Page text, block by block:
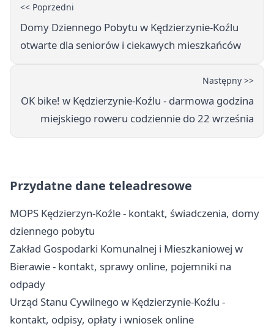
<< Poprzedni
Domy Dziennego Pobytu w Kędzierzynie-Koźlu
otwarte dla seniorów i ciekawych mieszkańców
Następny >>
OK bike! w Kędzierzynie-Koźlu - darmowa godzina
miejskiego roweru codziennie do 22 września
Przydatne dane teleadresowe
MOPS Kędzierzyn-Koźle - kontakt, świadczenia, domy
dziennego pobytu
Zakład Gospodarki Komunalnej i Mieszkaniowej w
Bierawie - kontakt, sprawy online, pojemniki na
odpady
Urząd Stanu Cywilnego w Kędzierzynie-Koźlu -
kontakt, odpisy, opłaty i wniosek online